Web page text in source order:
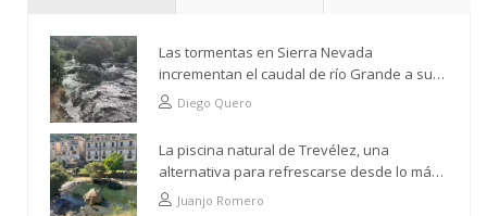
Las tormentas en Sierra Nevada
incrementan el caudal de río Grande a su
paso por Trevélez
Diego Quero
La piscina natural de Trevélez, una
alternativa para refrescarse desde lo más
altoJuanjo Romero